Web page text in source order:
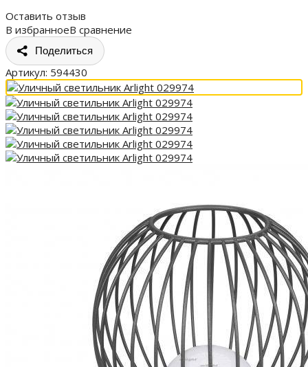
Оставить отзыв
В избранноеВ сравнение
Поделиться
Артикул: 594430